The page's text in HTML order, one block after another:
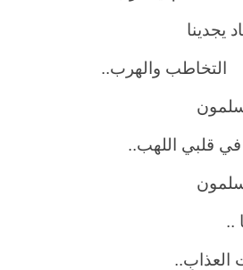
يجدينا
والهرب..
في قلبي اللهب..
..
العذابِ..